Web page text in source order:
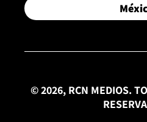
© 2026, RCN MEDIOS.